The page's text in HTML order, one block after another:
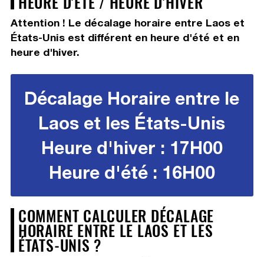
Attention ! Le décalage horaire entre Laos et
États-Unis est différent en heure d'été et en
heure d'hiver.
Décalage Horaire entre le
Laos et les États-Unis
Heure d'hiver : 17H00
Heure d'été : 16H00
COMMENT CALCULER DÉCALAGE
HORAIRE ENTRE LE LAOS ET LES
ÉTATS-UNIS ?